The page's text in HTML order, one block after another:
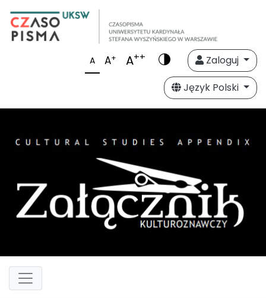
A A+ A++
Zaloguj
Język Polski